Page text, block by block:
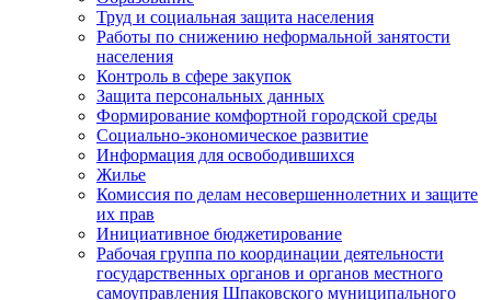
Труд и социальная защита населения
Работы по снижению неформальной занятости
населения
Контроль в сфере закупок
Защита персональных данных
Формирование комфортной городской среды
Социально-экономическое развитие
Информация для освободившихся
Жилье
Комиссия по делам несовершеннолетних и защите
их прав
Инициативное бюджетирование
Рабочая группа по координации деятельности
государственных органов и органов местного
самоуправления Шпаковского муниципального